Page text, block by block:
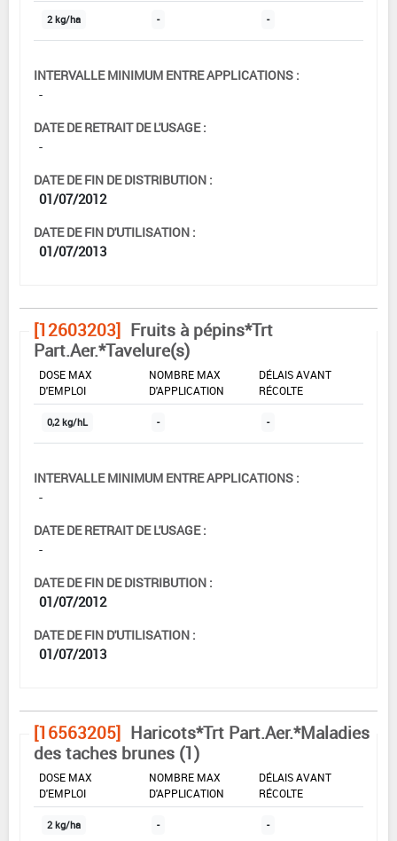
2 kg/ha - -
INTERVALLE MINIMUM ENTRE APPLICATIONS :
-
DATE DE RETRAIT DE L'USAGE :
-
DATE DE FIN DE DISTRIBUTION :
01/07/2012
DATE DE FIN D'UTILISATION :
01/07/2013
[12603203] Fruits à pépins*Trt
Part.Aer.*Tavelure(s)
DOSE MAX
D'EMPLOI
NOMBRE MAX
D'APPLICATION
DÉLAIS AVANT
RÉCOLTE
0,2 kg/hL - -
INTERVALLE MINIMUM ENTRE APPLICATIONS :
-
DATE DE RETRAIT DE L'USAGE :
-
DATE DE FIN DE DISTRIBUTION :
01/07/2012
DATE DE FIN D'UTILISATION :
01/07/2013
[16563205] Haricots*Trt Part.Aer.*Maladies
des taches brunes (1)
DOSE MAX
D'EMPLOI
NOMBRE MAX
D'APPLICATION
DÉLAIS AVANT
RÉCOLTE
2 kg/ha - -